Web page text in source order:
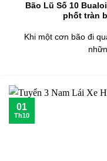
Bão Lũ Số 10
phốt tràn
Khi một cơn bão đi
01
Th10